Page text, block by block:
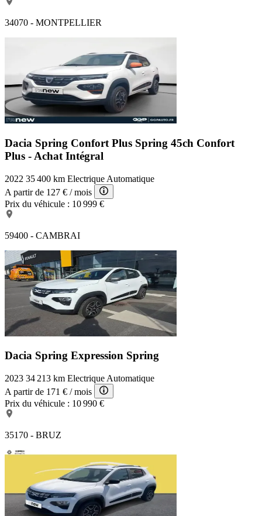
34070 - MONTPELLIER
Dacia Spring Confort Plus Spring 45ch Confort
Plus - Achat Intégral
2022 35 400 km Electrique Automatique
A partir de 127 € / mois
Prix du véhicule : 10 999 €
59400 - CAMBRAI
Dacia Spring Expression Spring
2023 34 213 km Electrique Automatique
A partir de 171 € / mois
Prix du véhicule : 10 990 €
35170 - BRUZ